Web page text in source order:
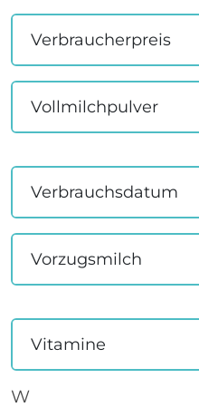
Verbraucherpreis
Vollmilchpulver
Verbrauchsdatum
Vorzugsmilch
Vitamine
W